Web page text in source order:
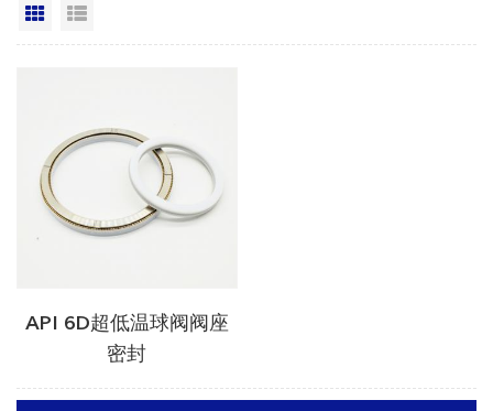
网格视图
API 6D超低温球阀阀座
密封